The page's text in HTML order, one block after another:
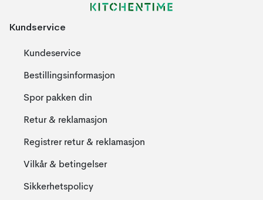
Kundservice
Kundeservice
Bestillingsinformasjon
Spor pakken din
Retur & reklamasjon
Registrer retur & reklamasjon
Vilkår & betingelser
Sikkerhetspolicy